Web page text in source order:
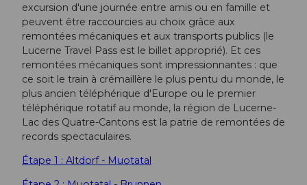
excursion d'une journée entre amis ou en famille et
peuvent être raccourcies au choix grâce aux
remontées mécaniques et aux transports publics (le
Lucerne Travel Pass est le billet approprié). Et ces
remontées mécaniques sont impressionnantes : que
ce soit le train à crémaillère le plus pentu du monde, le
plus ancien téléphérique d'Europe ou le premier
téléphérique rotatif au monde, la région de Lucerne-
Lac des Quatre-Cantons est la patrie de remontées de
records spectaculaires.
Étape 1 : Altdorf - Muotatal